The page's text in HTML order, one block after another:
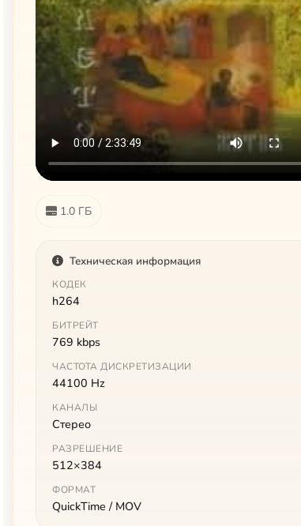
1.0 ГБ
Техническая информация
КОДЕК
h264
БИТРЕЙТ
769 kbps
ЧАСТОТА ДИСКРЕТИЗАЦИИ
44100 Hz
КАНАЛЫ
Стерео
РАЗРЕШЕНИЕ
512×384
ФОРМАТ
QuickTime / MOV